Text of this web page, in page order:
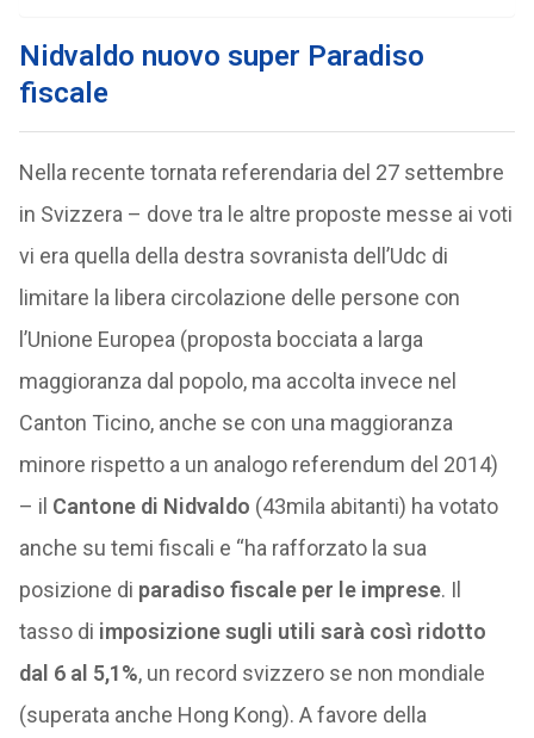
Nidvaldo nuovo super Paradiso
fiscale
Nella recente tornata referendaria del 27 settembre
in Svizzera – dove tra le altre proposte messe ai voti
vi era quella della destra sovranista dell’Udc di
limitare la libera circolazione delle persone con
l’Unione Europea (proposta bocciata a larga
maggioranza dal popolo, ma accolta invece nel
Canton Ticino, anche se con una maggioranza
minore rispetto a un analogo referendum del 2014)
– il Cantone di Nidvaldo (43mila abitanti) ha votato
anche su temi fiscali e “ha rafforzato la sua
posizione di paradiso fiscale per le imprese. Il
tasso di imposizione sugli utili sarà così ridotto
dal 6 al 5,1%, un record svizzero se non mondiale
(superata anche Hong Kong). A favore della